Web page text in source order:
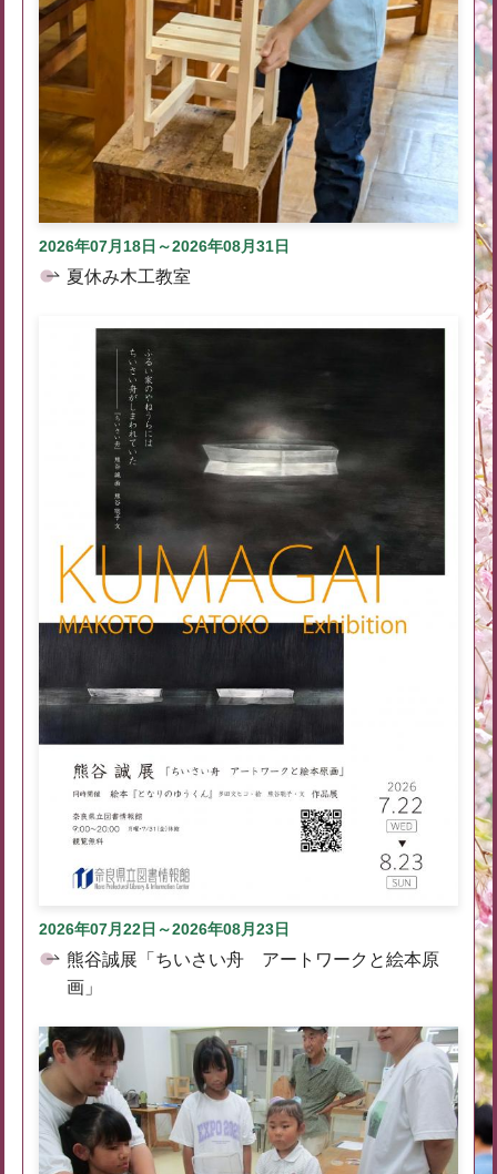
2026年07月18日～2026年08月31日
夏休み木工教室
2026年07月22日～2026年08月23日
熊谷誠展「ちいさい舟 アートワークと絵本原
画」